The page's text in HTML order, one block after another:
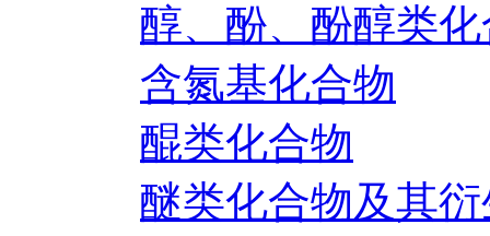
醇、酚、酚醇类
含氮基化合物
醌类化合物
醚类化合物及其